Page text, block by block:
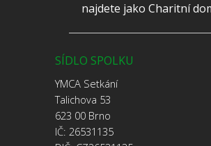
najdete jako Charitní
SÍDLO SPOLKU
YMCA Setkání
Talichova 53
623 00 Brno
IČ: 26531135